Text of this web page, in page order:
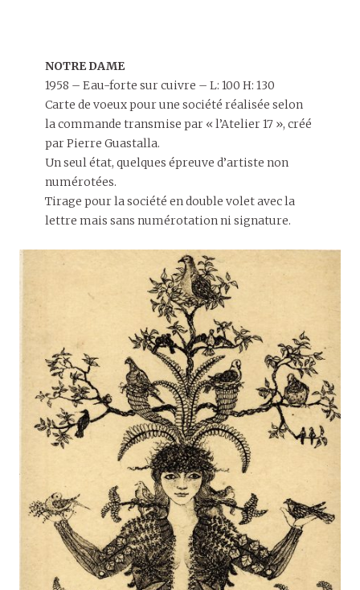
NOTRE DAME
1958 – Eau-forte sur cuivre – L: 100 H: 130
Carte de voeux pour une société réalisée selon
la commande transmise par « l’Atelier 17 », créé
par Pierre Guastalla.
Un seul état, quelques épreuve d’artiste non
numérotées.
Tirage pour la société en double volet avec la
lettre mais sans numérotation ni signature.